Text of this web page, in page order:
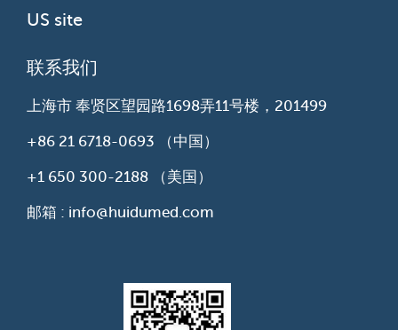
US site
联系我们
上海市 奉贤区望园路1698弄11号楼，201499
+86 21 6718-0693 （中国）
+1 650 300-2188 （美国）
邮箱 : info@huidumed.com